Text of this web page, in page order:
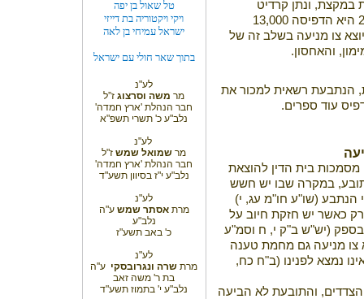
במקצת, ונתן קרדיט
לתובעת בשער הספר. לדברי הנתבעת 2 היא הדפיסה 13,000
3,000, במידה ויוצא צו מניעה בשלב זה של
והאחסון.
הנתבעת רשאית למכור את
עוד ספרים.
מסמכות בית הדין להוצאת
במקרה שבו יש חשש
הנתבע (שו"ע חו"מ עג, י)
רק כאשר יש חזקת חיוב על
בספק (יש"ש ב"ק י, ח וסמ"ע
צו מניעה גם מחמת טענה
נמצא לפנינו (ב"ח כח,
והתובעת לא הביעה
טל שאול בן יפה
ויקי ויקטוריה בת דייזי
ישראל עמיחי בן לאה
בתוך שאר חולי עם ישראל
לע"נ
מר משה וסרצוג ז”ל
חבר הנהלת 'ארץ חמדה'
נלב"ע כ' תשרי תשפ"א
לע"נ
מר שמואל שמש ז"ל
חבר הנהלת 'ארץ חמדה'
נלב"ע י"ז בסיוון תשע"ד
לע"נ
מרתאסתר שמש ע"ה
נלב"ע
כ' באב תשע"ז
לע"נ
מרת שרה ונגרובסקי ע''ה
בת ר' משה זאב
נלב"ע י' בתמוז תשע"ד